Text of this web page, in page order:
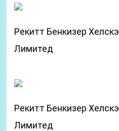
Рекитт Бенкизер
Лимитед
Рекитт Бенкизер
Лимитед